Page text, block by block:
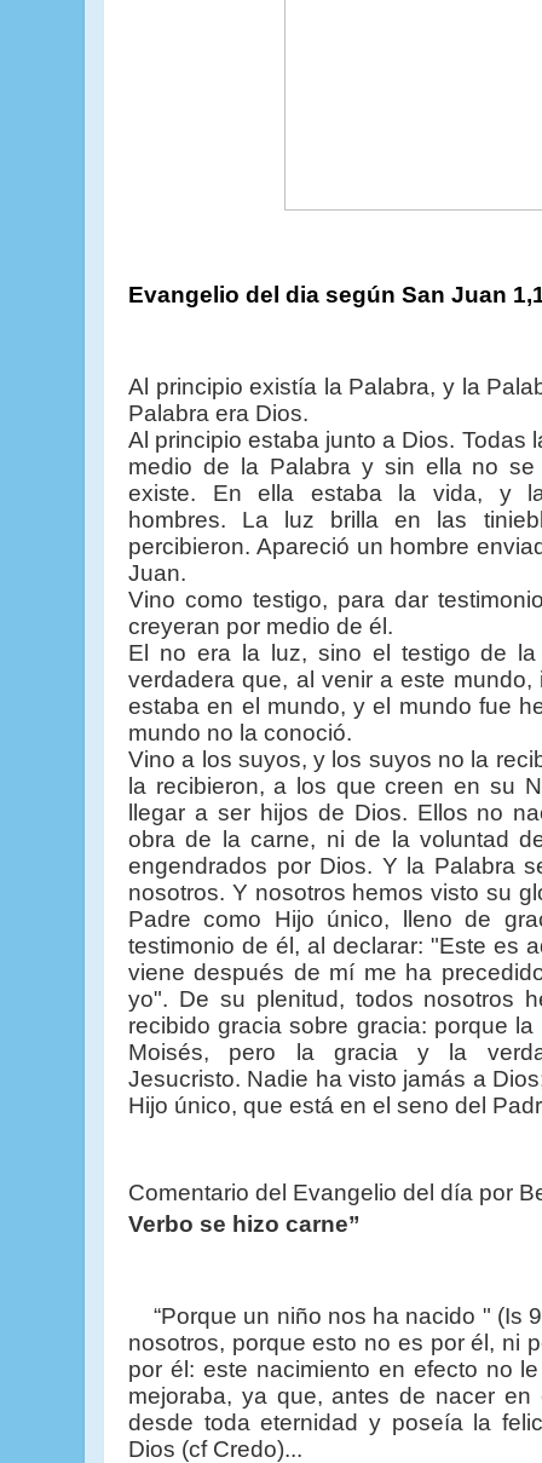
Evangelio del dia según San Juan
Al principio existía la Palabra, y la
Palabra era Dios.
Al principio estaba junto a Dios. Todas
medio de la Palabra y sin ella no
existe. En ella estaba la vida, y
hombres. La luz brilla en las
percibieron.Apareció un hombre
Juan.
Vino como testigo, para dar
creyeran por medio de él.
El no era la luz, sino el testigo de
verdadera que, al venir a este
estaba en el mundo, y el mundo fue
mundo no la conoció.
Vino a los suyos, y los suyos no la
la recibieron, a los que creen en su
llegar a ser hijos de Dios. Ellos no
obra de la carne, ni de la voluntad
engendrados por Dios. Y la Palabra
nosotros. Y nosotros hemos visto su
Padre como Hijo único, lleno de
testimonio de él, al declarar: "Este es
viene después de mí me ha
yo". De su plenitud, todos nosotros
recibido gracia sobre gracia: porque la
Moisés, pero la gracia y la
Jesucristo. Nadie ha visto jamás a
Hijo único, que está en el seno del
Comentario del Evangelio del día por
Verbo se hizo carne”
“Porque un niño nos ha nacido " (Is
nosotros, porque esto no es por él, ni
por él: este nacimiento en efecto no
mejoraba, ya que, antes de nacer
desde toda eternidad y poseía la
Dios (cf Credo)...